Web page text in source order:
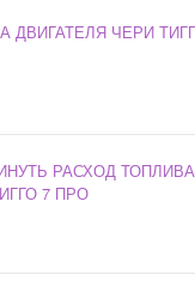
ДВИГАТЕЛЯ ЧЕРИ
РАСХОД
7 ПРО